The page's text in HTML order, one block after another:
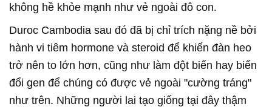
không hề khỏe mạnh như vẻ ngoài đô con.
Duroc Cambodia sau đó đã bị chỉ trích nặng nề bởi
hành vi tiêm hormone và steroid để khiến đàn heo
trở nên to lớn hơn, cũng như làm đột biến hay biến
đổi gen để chúng có được vẻ ngoài "cường tráng"
như trên. Những người lai tạo giống tại đây thậm